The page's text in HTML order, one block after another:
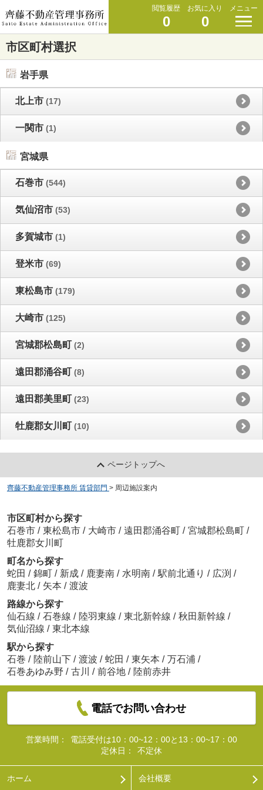
閲覧履歴
0
お気に入り
0
メニュー
市区町村選択
岩手県
北上市 (17)
一関市 (1)
宮城県
石巻市 (544)
気仙沼市 (53)
多賀城市 (1)
登米市 (69)
東松島市 (179)
大崎市 (125)
宮城郡松島町 (2)
遠田郡涌谷町 (8)
遠田郡美里町 (23)
牡鹿郡女川町 (10)
ページトップへ
齊藤不動産管理事務所 賃貸部門 > 周辺施設案内
市区町村から探す
石巻市 / 東松島市 / 大崎市 / 遠田郡涌谷町 / 宮城郡松島町 /
牡鹿郡女川町
町名から探す
蛇田 / 錦町 / 新成 / 鹿妻南 / 水明南 / 駅前北通り / 広渕 /
鹿妻北 / 矢本 / 渡波
路線から探す
仙石線 / 石巻線 / 陸羽東線 / 東北新幹線 / 秋田新幹線 /
気仙沼線 / 東北本線
駅から探す
石巻 / 陸前山下 / 渡波 / 蛇田 / 東矢本 / 万石浦 /
石巻あゆみ野 / 古川 / 前谷地 / 陸前赤井
電話でお問い合わせ
営業時間：
電話受付は10：00~12：00と13：00~17：00
定休日：
不定休
ホーム 会社概要